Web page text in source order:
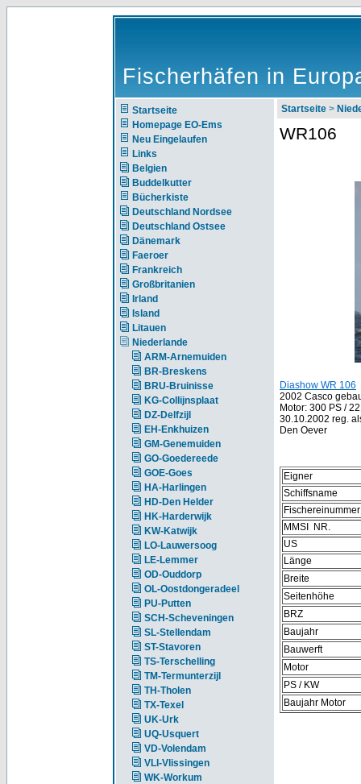
Fischerhäfen in
Startseite
Homepage EO-Ems
Neu Eingelaufen
Links
Belgien
Buddelkutter
Bücherkiste
Deutschland Nordsee
Deutschland Ostsee
Dänemark
Faeroer
Frankreich
Großbritanien
Irland
Island
Litauen
Niederlande
ARM-Arnemuiden
BR-Breskens
BRU-Bruinisse
KG-Collijnsplaat
DZ-Delfzijl
EH-Enkhuizen
GM-Genemuiden
GO-Goedereede
GOE-Goes
HA-Harlingen
HD-Den Helder
HK-Harderwijk
KW-Katwijk
LO-Lauwersoog
LE-Lemmer
OD-Ouddorp
OL-Oostdongeradeel
PU-Putten
SCH-Scheveningen
SL-Stellendam
ST-Stavoren
TS-Terschelling
TM-Termunterzijl
TH-Tholen
TX-Texel
UK-Urk
UQ-Usquert
VD-Volendam
VLI-Vlissingen
WK-Workum
Startseite >
WR106
Diashow WR 106
2002 Casco
Motor: 300 PS /
30.10.2002 reg.
Den Oever
Eigner
Schiffsname
Fischereinummer
MMSI NR.
US
Länge
Breite
Seitenhöhe
BRZ
Baujahr
Bauwerft
Motor
PS / KW
Baujahr Motor